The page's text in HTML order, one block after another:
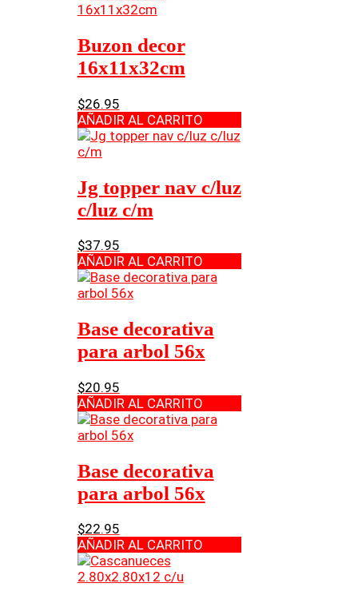
Buzon decor
16x11x32cm
$26.95
AÑADIR AL CARRITO
Jg topper nav c/luz
c/luz c/m
$37.95
AÑADIR AL CARRITO
Base decorativa
para arbol 56x
$20.95
AÑADIR AL CARRITO
Base decorativa
para arbol 56x
$22.95
AÑADIR AL CARRITO